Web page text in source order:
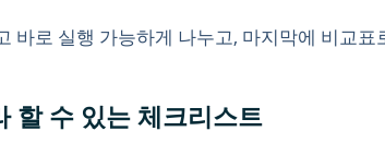
바로 실행 가능하게 나누고, 마지막에 비교표
할 수 있는 체크리스트